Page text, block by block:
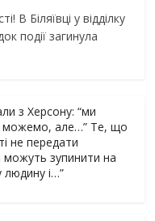
В Біляївці у відділку
події загинула
з Херсону: “ми
можемо, але…” Те, що
не передати
зупинити на
людину і…”